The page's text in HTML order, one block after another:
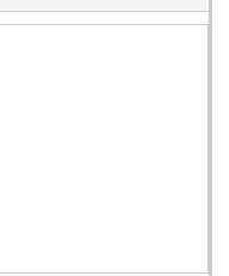
ル京橋でのオフィス環境
高いポテンシャルを感じ